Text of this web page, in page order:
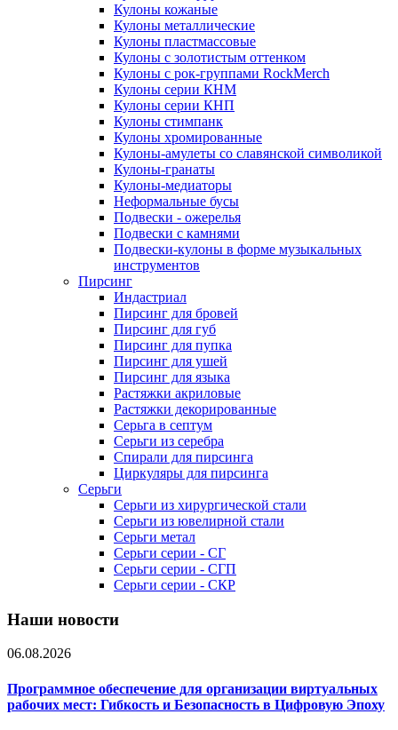
Кулоны кожаные
Кулоны металлические
Кулоны пластмассовые
Кулоны с золотистым оттенком
Кулоны с рок-группами RockMerch
Кулоны серии КНМ
Кулоны серии КНП
Кулоны стимпанк
Кулоны хромированные
Кулоны-амулеты со славянской символикой
Кулоны-гранаты
Кулоны-медиаторы
Неформальные бусы
Подвески - ожерелья
Подвески с камнями
Подвески-кулоны в форме музыкальных
инструментов
Пирсинг
Индастриал
Пирсинг для бровей
Пирсинг для губ
Пирсинг для пупка
Пирсинг для ушей
Пирсинг для языка
Растяжки акриловые
Растяжки декорированные
Серьга в септум
Серьги из серебра
Спирали для пирсинга
Циркуляры для пирсинга
Серьги
Серьги из хирургической стали
Серьги из ювелирной стали
Серьги метал
Серьги серии - СГ
Серьги серии - СГП
Серьги серии - СКР
Наши новости
06.08.2026
Программное обеспечение для организации виртуальных
рабочих мест: Гибкость и Безопасность в Цифровую Эпоху